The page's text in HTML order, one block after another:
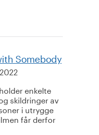
Somebody
enkelte
skildringer av
i utrygge
får derfor